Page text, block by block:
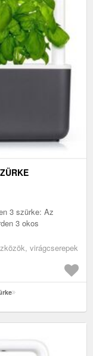
3 szürke: Az
3 okos
virágcserepek